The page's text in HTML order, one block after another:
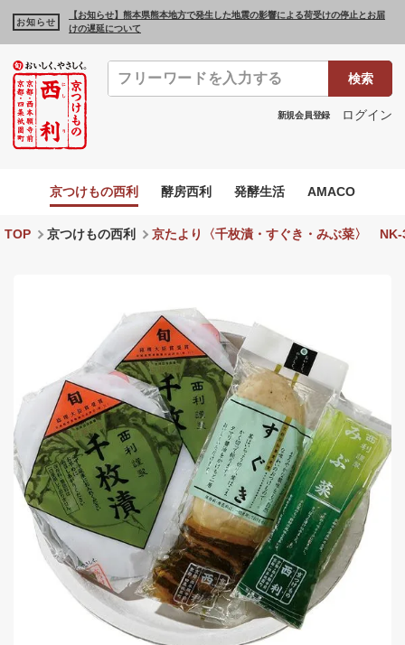
お知らせ
【お知らせ】熊本県熊本地方で発生した地震の影響による荷受けの停止とお届
けの遅延について
検索
新規会員登録 ログイン
京つけもの西利 酵房西利 発酵生活 AMACO
TOP 京つけもの西利 京たより〈千枚漬・すぐき・みぶ菜〉 NK-